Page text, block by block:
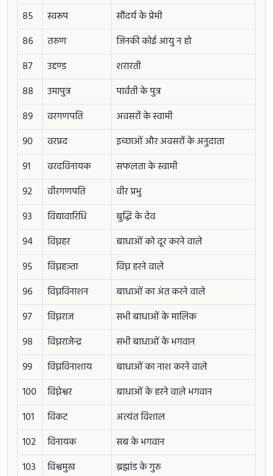
85
स्वरूप
सौंदर्य के प्रेमी
86
तरुण
जिनकी कोई आयु न हो
87
उद्दण्ड
शरारती
88
उमापुत्र
पार्वती के पुत्र
89
वरगणपति
अवसरों के स्वामी
90
वरप्रद
इच्छाओं और अवसरों के अनुदाता
91
वरदविनायक
सफलता के स्वामी
92
वीरगणपति
वीर प्रभु
93
विद्यावारिधि
बुद्धि के देव
94
विघ्नहर
बाधाओं को दूर करने वाले
95
विघ्नहत्र्ता
विघ्न हरने वाले
96
विघ्नविनाशन
बाधाओं का अंत करने वाले
97
विघ्नराज
सभी बाधाओं के मालिक
98
विघ्नराजेन्द्र
सभी बाधाओं के भगवान
99
विघ्नविनाशाय
बाधाओं का नाश करने वाले
100
विघ्नेश्वर
बाधाओं के हरने वाले भगवान
101
विकट
अत्यंत विशाल
102
विनायक
सब के भगवान
103
विश्वमुख
ब्रह्मांड के गुरु